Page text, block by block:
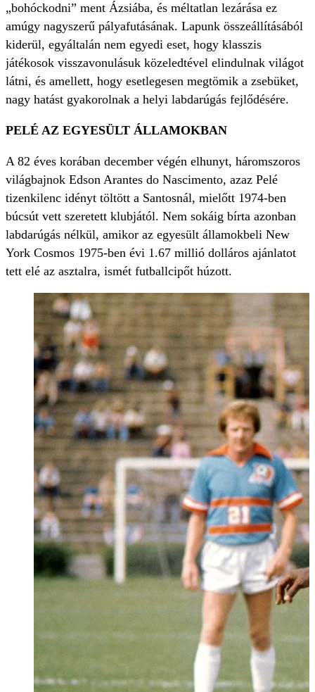
„bohóckodni” ment Ázsiába, és méltatlan lezárása ez
amúgy nagyszerű pályafutásának. Lapunk összeállításából
kiderül, egyáltalán nem egyedi eset, hogy klasszis
játékosok visszavonulásuk közeledtével elindulnak világot
látni, és amellett, hogy esetlegesen megtömik a zsebüket,
nagy hatást gyakorolnak a helyi labdarúgás fejlődésére.
PELÉ AZ EGYESÜLT ÁLLAMOKBAN
A 82 éves korában december végén elhunyt, háromszoros
világbajnok Edson Arantes do Nascimento, azaz Pelé
tizenkilenc idényt töltött a Santosnál, mielőtt 1974-ben
búcsút vett szeretett klubjától. Nem sokáig bírta azonban
labdarúgás nélkül, amikor az egyesült államokbeli New
York Cosmos 1975-ben évi 1.67 millió dolláros ajánlatot
tett elé az asztalra, ismét futballcipőt húzott.